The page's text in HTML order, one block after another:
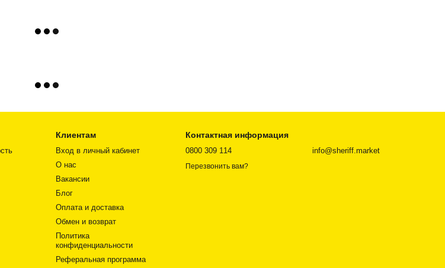
Клиентам
Вход в личный кабинет
О нас
Вакансии
Блог
Оплата и доставка
Обмен и возврат
Политика
конфиденциальности
Реферальная программа
Контактная информация
0800 309 114
Перезвонить вам?
info@sheriff.market